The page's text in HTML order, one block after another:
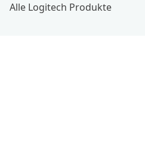
Alle Logitech Produkte